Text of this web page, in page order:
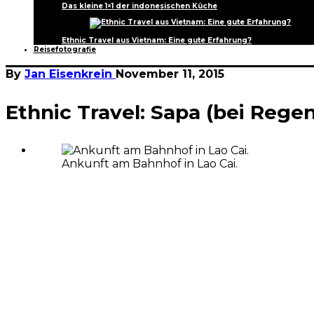
Das kleine 1×1 der indonesischen Küche
Ethnic Travel aus Vietnam: Eine gute Erfahrung?
Reisefotografie
By Jan Eisenkrein November 11, 2015
Ethnic Travel: Sapa (bei
Ankunft am Bahnhof in Lao Cai.